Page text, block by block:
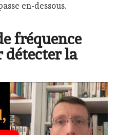
en-dessous.
fréquence
détecter la